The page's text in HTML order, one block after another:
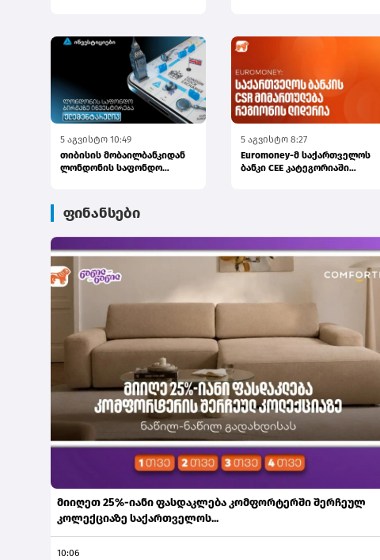
5 აგვისტო 10:49
თიბისის მობაილბანკიდან
ლონდონის საფონდო
5 აგვისტო 8:27
Euromoney-მ საქართველოს
ბანკი CEE კატეგორიაში
ფინანსები
მიიღეთ 25%-იანი ფასდაკლება კომფორტერში შერჩეულ
კოლექციაზე საქართველოს...
10:06